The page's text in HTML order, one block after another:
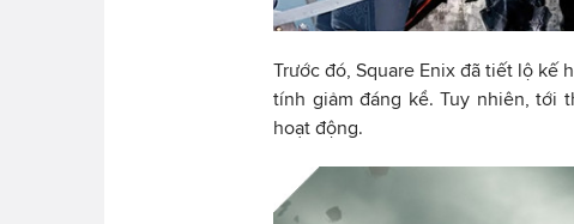
Trước đó, Square Enix đã tiết lộ kế
tính giảm đáng kể. Tuy nhiên, tới
hoạt động.